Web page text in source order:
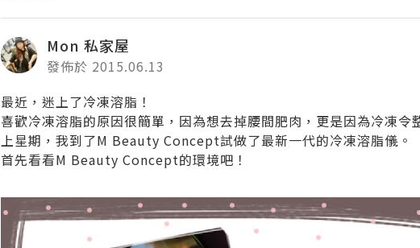
Mon 私家屋
發佈於 2015.06.13
最近，迷上了冷凍溶脂！
喜歡冷凍溶脂的原因很簡單，因為想去掉腰間肥肉，更是因為冷凍令
上星期，我到了M Beauty Concept試做了最新一代的冷凍溶脂儀。
首先看看M Beauty Concept的環境吧！